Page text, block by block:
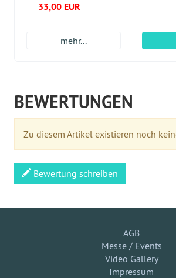
33,00 EUR
mehr...
BEWERTUNGEN
Zu diesem Artikel existieren noch
Bewertung schreiben
AGB
Messe / Events
Video Gallery
Impressum